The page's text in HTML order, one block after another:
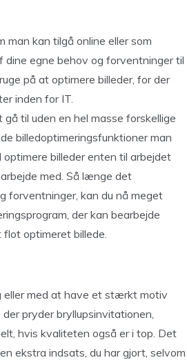
man kan tilgå online eller som
egne behov og forventninger til
på at optimere billeder, for der
inden for IT.
til uden en hel masse forskellige
billedoptimeringsfunktioner man
billeder enten til arbejdet
med. Så længe det
forventninger, kan du nå meget
der kan bearbejde
optimeret billede.
med at have et stærkt motiv
pryder bryllupsinvitationen,
hvis kvaliteten også er i top. Det
ekstra indsats, du har gjort, selvom